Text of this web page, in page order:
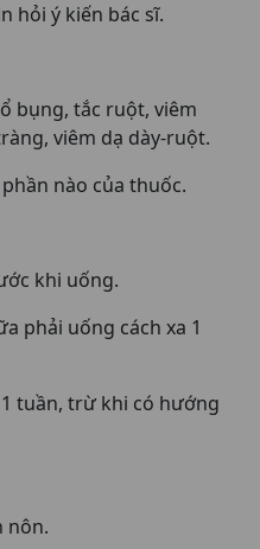
hỏi ý kiến bác sĩ.
bụng, tắc ruột, viêm
viêm dạ dày-ruột.
nào của thuốc.
khi uống.
phải uống cách xa 1
tuần, trừ khi có hướng
nôn.